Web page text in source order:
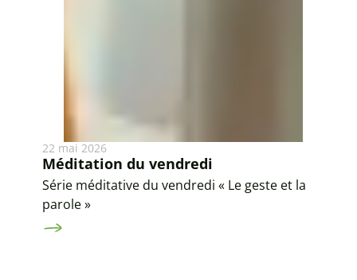
22 mai 2026
Méditation du vendredi
Série méditative du vendredi « Le geste et la
parole »